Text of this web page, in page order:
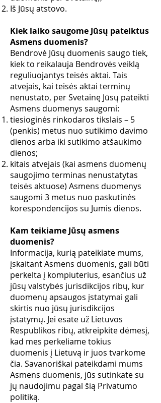
Iš Jūsų atstovo.
Kiek laiko saugome Jūsų pateiktus
Asmens duomenis?
Bendrovė Jūsų duomenis saugo tiek,
kiek to reikalauja Bendrovės veiklą
reguliuojantys teisės aktai. Tais
atvejais, kai teisės aktai terminų
nenustato, per Svetainę Jūsų pateikti
Asmens duomenys saugomi:
tiesioginės rinkodaros tikslais – 5
(penkis) metus nuo sutikimo davimo
dienos arba iki sutikimo atšaukimo
dienos;
kitais atvejais (kai asmens duomenų
saugojimo terminas nenustatytas
teisės aktuose) Asmens duomenys
saugomi 3 metus nuo paskutinės
korespondencijos su Jumis dienos.
Kam teikiame Jūsų asmens
duomenis?
Informacija, kurią pateikiate mums,
įskaitant Asmens duomenis, gali būti
perkelta į kompiuterius, esančius už
jūsų valstybės jurisdikcijos ribų, kur
duomenų apsaugos įstatymai gali
skirtis nuo jūsų jurisdikcijos
įstatymų. Jei esate už Lietuvos
Respublikos ribų, atkreipkite dėmesį,
kad mes perkeliame tokius
duomenis į Lietuvą ir juos tvarkome
čia. Savanoriškai pateikdami mums
Asmens duomenis, jūs sutinkate su
jų naudojimu pagal šią Privatumo
politiką.